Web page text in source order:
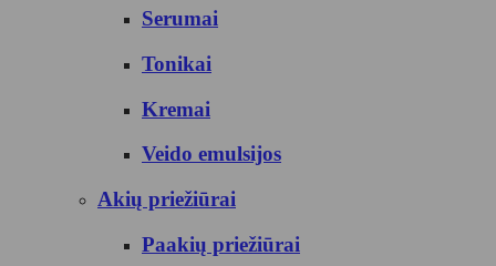
Serumai
Tonikai
Kremai
Veido emulsijos
Akių priežiūrai
Paakių priežiūrai